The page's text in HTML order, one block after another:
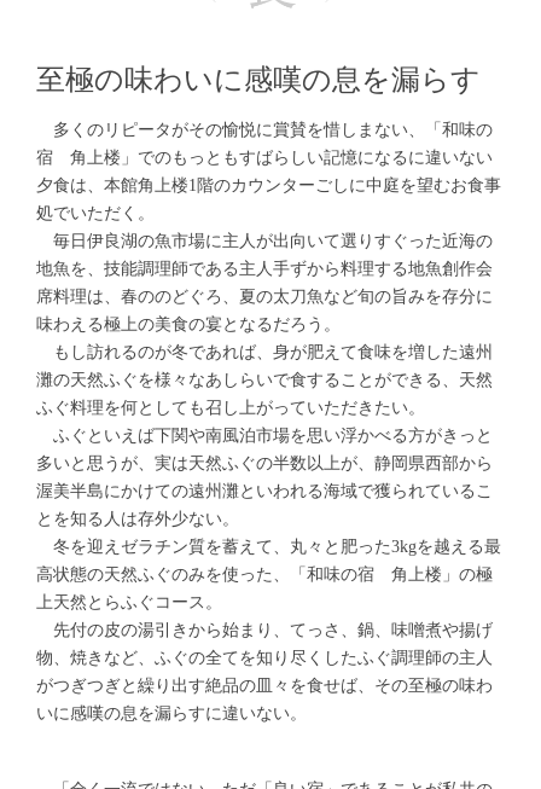
至極の味わいに感嘆の息を漏らす
多くのリピータがその愉悦に賞賛を惜しまない、「和味の
宿 角上楼」でのもっともすばらしい記憶になるに違いない
夕食は、本館角上楼1階のカウンターごしに中庭を望むお食事
処でいただく。
毎日伊良湖の魚市場に主人が出向いて選りすぐった近海の
地魚を、技能調理師である主人手ずから料理する地魚創作会
席料理は、春ののどぐろ、夏の太刀魚など旬の旨みを存分に
味わえる極上の美食の宴となるだろう。
もし訪れるのが冬であれば、身が肥えて食味を増した遠州
灘の天然ふぐを様々なあしらいで食することができる、天然
ふぐ料理を何としても召し上がっていただきたい。
ふぐといえば下関や南風泊市場を思い浮かべる方がきっと
多いと思うが、実は天然ふぐの半数以上が、静岡県西部から
渥美半島にかけての遠州灘といわれる海域で獲られているこ
とを知る人は存外少ない。
冬を迎えゼラチン質を蓄えて、丸々と肥った3kgを越える最
高状態の天然ふぐのみを使った、「和味の宿 角上楼」の極
上天然とらふぐコース。
先付の皮の湯引きから始まり、てっさ、鍋、味噌煮や揚げ
物、焼きなど、ふぐの全てを知り尽くしたふぐ調理師の主人
がつぎつぎと繰り出す絶品の皿々を食せば、その至極の味わ
いに感嘆の息を漏らすに違いない。